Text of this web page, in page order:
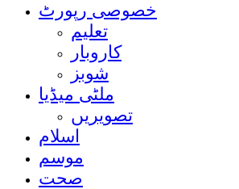
خصوصی رپورٹ
تعلیم
کاروبار
شوبز
ملٹی میڈیا
تصویریں
اسلام
موسم
صحت